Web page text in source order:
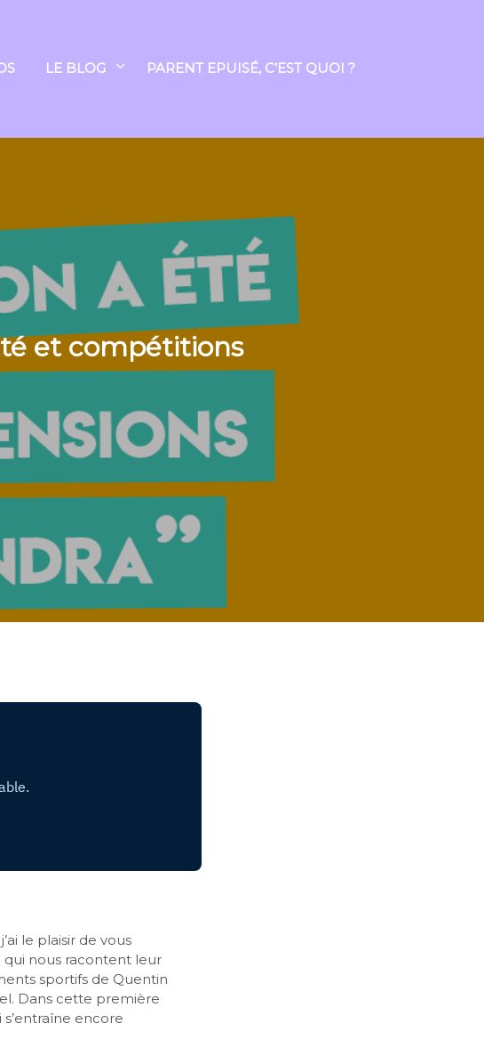
LE BLOG PARENT EPUISÉ, C’EST QUOI ?
et compétitions
le plaisir de vous
qui nous racontent leur
sportifs de Quentin
Dans cette première
encore